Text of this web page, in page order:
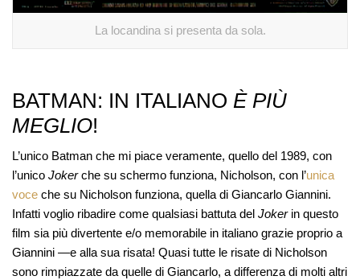
La locandina si presenta da sola.
BATMAN: IN ITALIANO ÈPIÙ
MEGLIO!
L’unico Batman che mi piace veramente, quello del 1989, con
l’unico Jokerche su schermo funziona, Nicholson, con l’unica
voce che su Nicholson funziona, quella di Giancarlo Giannini.
Infatti voglio ribadire come qualsiasi battuta del Jokerin questo
film sia più divertente e/o memorabile in italiano grazie proprio a
Giannini —e alla sua risata! Quasi tutte le risate di Nicholson
sono rimpiazzate da quelle di Giancarlo, a differenza di molti altri